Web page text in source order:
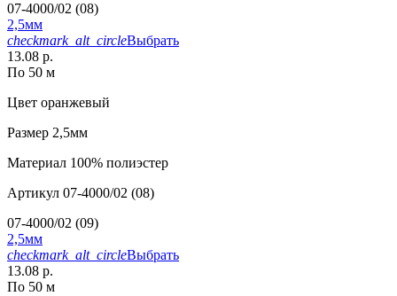
07-4000/02 (08)
2,5мм
checkmark_alt_circleВыбрать
13.08 р.
По 50 м
Цвет оранжевый
Размер 2,5мм
Материал 100% полиэстер
Артикул 07-4000/02 (08)
07-4000/02 (09)
2,5мм
checkmark_alt_circleВыбрать
13.08 р.
По 50 м